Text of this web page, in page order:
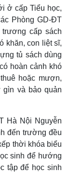
ở cấp Tiểu học,
Phòng GD-ĐT
cấp sách
khăn, con liệt sĩ,
tủ sách dùng
hoàn cảnh khó
hoặc mượn,
và bảo quản
Hà Nội Nguyễn
đến trường đều
thời khóa biểu
sinh để hướng
tập để học sinh